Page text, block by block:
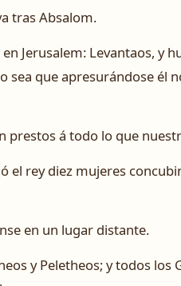
tras Absalom.
Jerusalem: Levantaos, y
que apresurándose él
prestos á todo lo que
el rey diez mujeres
en un lugar distante.
y Peletheos; y todos los